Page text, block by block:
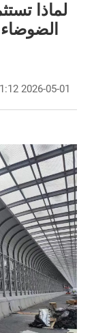
لماذا
الضوضاء
2026-05-01 18:41:12